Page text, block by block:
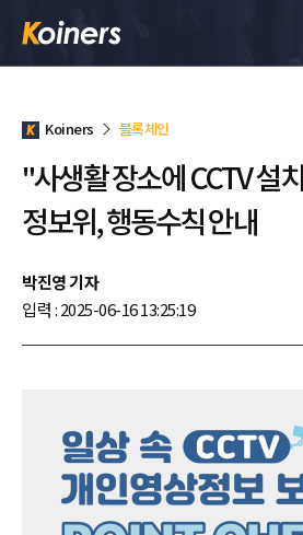
Koiners 블록체인
"사생활 장소에 CCTV
정보위, 행동수칙 안내
박진영 기자
입력 : 2025-06-16 13:25:19